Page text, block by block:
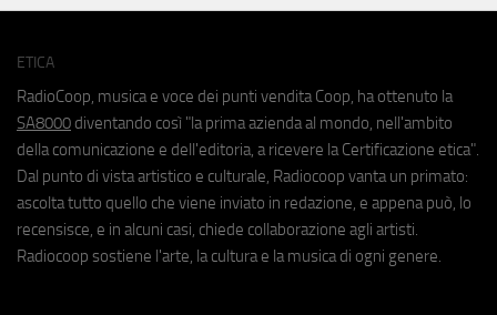
ETICA
RadioCoop, musica e voce dei punti vendita Coop, ha ottenuto la
SA8000 diventando così "la prima azienda al mondo, nell'ambito
della comunicazione e dell'editoria, a ricevere la Certificazione etica".
Dal punto di vista artistico e culturale, Radiocoop vanta un primato:
ascolta tutto quello che viene inviato in redazione, e appena può, lo
recensisce, e in alcuni casi, chiede collaborazione agli artisti.
Radiocoop sostiene l'arte, la cultura e la musica di ogni genere.